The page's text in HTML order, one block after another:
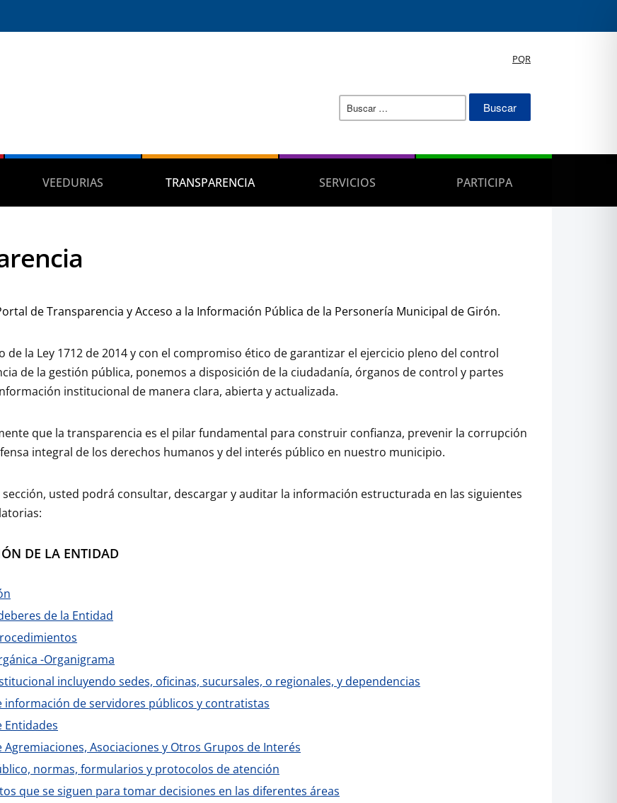
PQR
Buscar:
VEEDURIAS TRANSPARENCIA SERVICIOS PARTICIPA
de Transparencia y Acceso a la Información Pública de la Personería Municipal de Girón.
de la Ley 1712 de 2014 y con el compromiso ético de garantizar el ejercicio pleno del control
de la gestión pública, ponemos a disposición de la ciudadanía, órganos de control y partes
institucional de manera clara, abierta y actualizada.
que la transparencia es el pilar fundamental para construir confianza, prevenir la corrupción
integral de los derechos humanos y del interés público en nuestro municipio.
sección, usted podrá consultar, descargar y auditar la información estructurada en las siguientes
DE LA ENTIDAD
de la Entidad
-Organigrama
incluyendo sedes, oficinas, sucursales, o regionales, y dependencias
información de servidores públicos y contratistas
Asociaciones y Otros Grupos de Interés
normas, formularios y protocolos de atención
que se siguen para tomar decisiones en las diferentes áreas